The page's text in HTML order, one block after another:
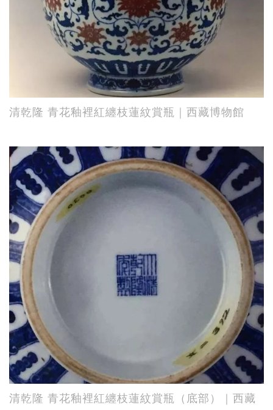
清乾隆 青花釉裡紅纏枝蓮紋賞瓶｜西藏博物館
清乾隆 青花釉裡紅纏枝蓮紋賞瓶（底部）｜西藏